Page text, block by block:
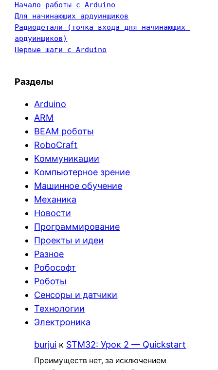
Начало работы с Arduino
Для начинающих ардуинщиков
Радиодетали (точка входа для начинающих
ардуинщиков)
Первые шаги с Arduino
Разделы
Arduino
ARM
BEAM роботы
RoboCraft
Коммуникации
Компьютерное зрение
Машинное обучение
Механика
Новости
Программирование
Проекты и идеи
Разное
Робософт
Роботы
Сенсоры и датчики
Технологии
Электроника
burjui к STM32: Урок 2 — Quickstart
Преимуществ нет, за исключением